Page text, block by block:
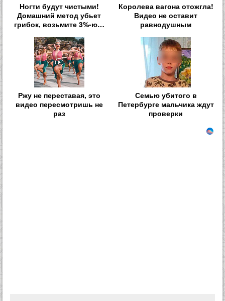
Ногти будут чистыми!
Домашний метод убьет
грибок, возьмите 3%-ю…
Королева вагона отожгла!
Видео не оставит
равнодушным
Ржу не переставая, это
видео пересмотришь не
раз
Семью убитого в
Петербурге мальчика ждут
проверки